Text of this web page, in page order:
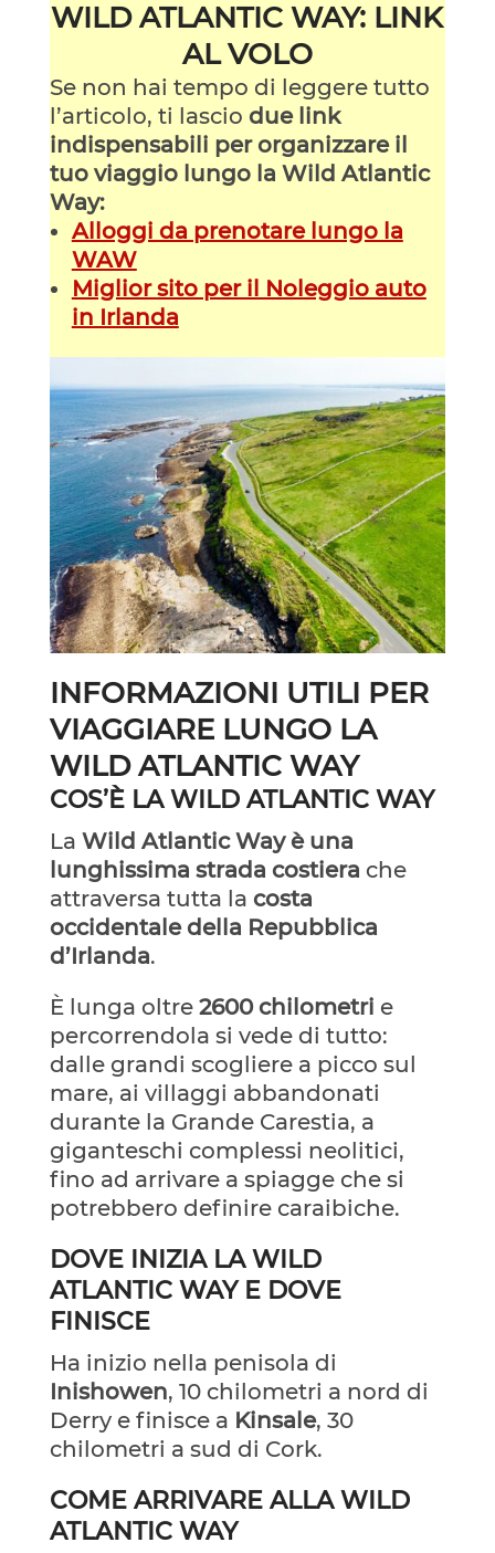
WILD ATLANTIC WAY: LINK
AL VOLO
Se non hai tempo di leggere tutto
l’articolo, ti lascio due link
indispensabili per organizzare il
tuo viaggio lungo la Wild Atlantic
Way:
Alloggi da prenotare lungo la
WAW
Miglior sito per il Noleggio auto
in Irlanda
INFORMAZIONI UTILI PER
VIAGGIARE LUNGO LA
WILD ATLANTIC WAY
COS’È LA WILD ATLANTIC WAY
La Wild Atlantic Way è una
lunghissima strada costiera che
attraversa tutta la costa
occidentale della Repubblica
d’Irlanda.
È lunga oltre 2600 chilometri e
percorrendola si vede di tutto:
dalle grandi scogliere a picco sul
mare, ai villaggi abbandonati
durante la Grande Carestia, a
giganteschi complessi neolitici,
fino ad arrivare a spiagge che si
potrebbero definire caraibiche.
DOVE INIZIA LA WILD
ATLANTIC WAY E DOVE
FINISCE
Ha inizio nella penisola di
Inishowen, 10 chilometri a nord di
Derry e finisce a Kinsale, 30
chilometri a sud di Cork.
COME ARRIVARE ALLA WILD
ATLANTIC WAY